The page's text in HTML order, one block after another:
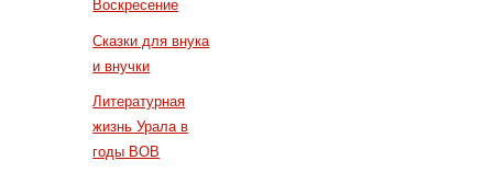
Воскресение
Сказки для внука
и внучки
Литературная
жизнь Урала в
годы ВОВ